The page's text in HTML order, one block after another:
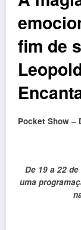
fim de
Pocket Show –
De 19 a 22
uma